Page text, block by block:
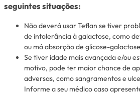
seguintes situações:
Não deverá usar Teflan se tiver
de intolerância à galactose, como
ou má absorção de glicose-
Se tiver idade mais avançada e/ou
motivo, pode ter maior chance de
adversas, como sangramentos e
Informe a seu médico caso